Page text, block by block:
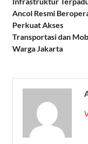
Ancol Resmi
Perkuat Akses
Transportasi dan
Warga Jakarta